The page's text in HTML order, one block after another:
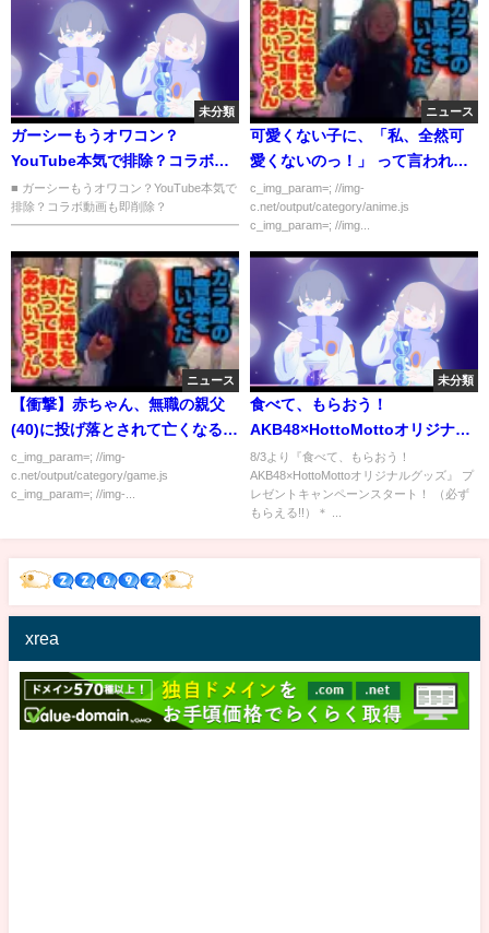
未分類
ガーシーもうオワコン？
YouTube本気で排除？コラボ動
画も即削除？
■ ガーシーもうオワコン？YouTube本気で
排除？コラボ動画も即削除？
━━━━━━━━━━━━━━━━━━━━━━━━━━━━━━━━━...
ニュース
可愛くない子に、「私、全然可
愛くないのっ！」 って言われた
時になんて返せばいいか
c_img_param=; //img-
c.net/output/category/anime.js
c_img_param=; //img...
ニュース
【衝撃】赤ちゃん、無職の親父
(40)に投げ落とされて亡くなる…
c_img_param=; //img-
c.net/output/category/game.js
c_img_param=; //img-...
未分類
食べて、もらおう！
AKB48×HottoMottoオリジナル
グッズ 高橋みなみ 缶バッジ
8/3より『食べて、もらおう！
AKB48×HottoMottoオリジナルグッズ』 プ
レゼントキャンペーンスタート！ （必ず
もらえる!!）＊ ...
xrea